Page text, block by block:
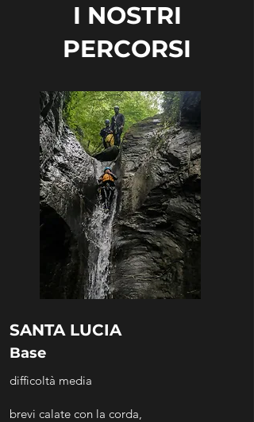
I NOSTRI
PERCORSI
SANTA LUCIA
Base
difficoltà media
brevi calate con la corda,